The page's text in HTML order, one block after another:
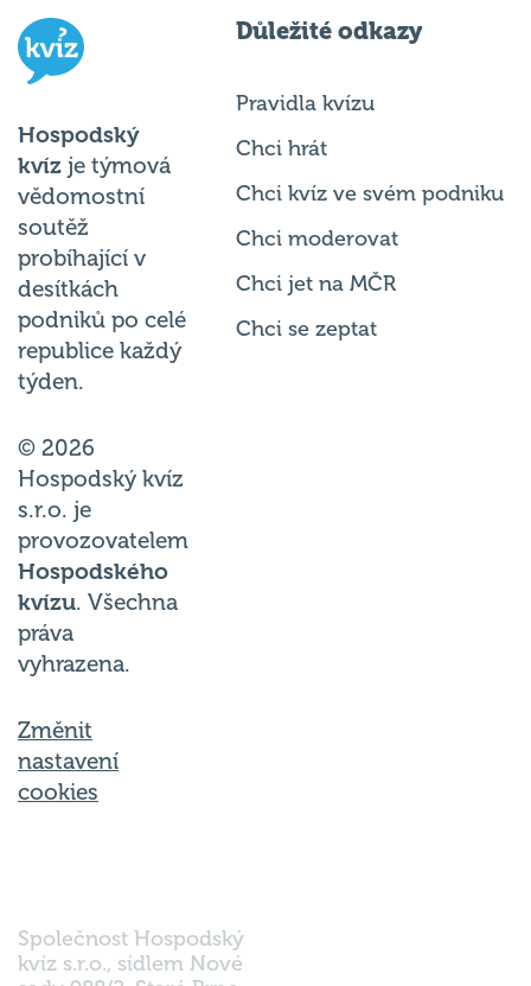
Hospodský
kvíz je týmová
vědomostní
soutěž
probíhající v
desítkách
podniků po celé
republice každý
týden.
© 2026
Hospodský kvíz
s.r.o. je
provozovatelem
Hospodského
kvízu. Všechna
práva
vyhrazena.
Změnit
nastavení
cookies
Důležité odkazy
Pravidla kvízu
Chci hrát
Chci kvíz ve svém podniku
Chci moderovat
Chci jet na MČR
Chci se zeptat
Společnost Hospodský
kvíz s.r.o., sídlem Nové